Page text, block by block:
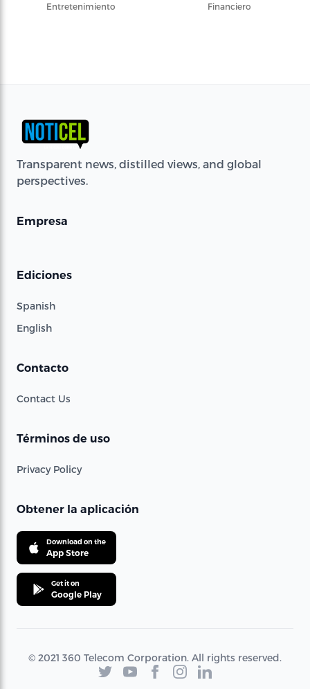
Entretenimiento
Financiero
Transparent news, distilled views, and global
perspectives.
Empresa
Ediciones
Spanish
English
Contacto
Contact Us
Términos de uso
Privacy Policy
Obtener la aplicación
Download on the
App Store
Get it on
Google Play
© 2021 360 Telecom Corporation. All rights reserved.